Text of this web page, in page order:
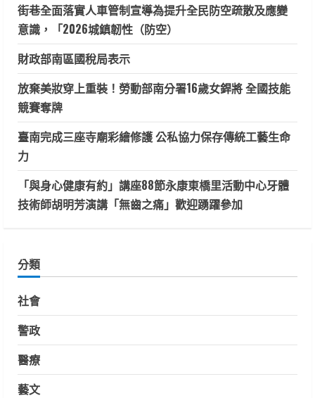
街巷全面落實人車管制宣導為提升全民防空疏散及應變
意識，「2026城鎮韌性（防空）
財政部南區國稅局表示
放棄美妝穿上重裝！勞動部南分署16歲女銲將 全國技能
競賽奪牌
臺南完成三座寺廟彩繪修護 公私協力保存傳統工藝生命
力
「與身心健康有約」講座88節永康東橋里活動中心牙體
技術師胡明芳演講「無齒之痛」歡迎踴躍參加
分類
社會
警政
醫療
藝文